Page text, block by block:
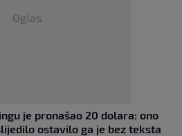
Oglas
je pronašao 20 dolara: ono
ostavilo ga je bez teksta